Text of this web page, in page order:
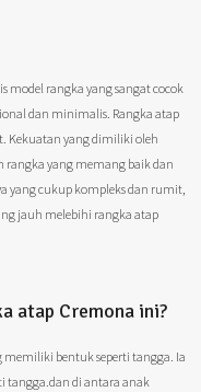
model rangka yang sangat cocok
dan minimalis. Rangka atap
Kekuatan yang dimiliki oleh
rangka yang memang baik dan
yang cukup kompleks dan rumit,
jauh melebihi rangka atap
atap Cremona ini?
bentuk seperti tangga. Ia
tangga.dan di antara anak